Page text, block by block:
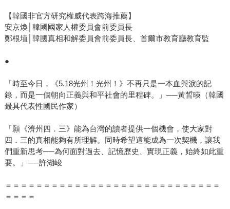
【韓國非官方研究權威代表跨海推薦】
安京煥│韓國國家人權委員會前委員長
鄭根埴│韓國真相和解委員會前委員長、首爾市教育廳教育監
●
「時至今日，《5.18光州！光州！》不再只是一本血與淚的記
錄，而是一個朝向正義與和平社會的里程碑。」──黃晳暎（韓國
最具代表性國民作家）
「願《濟州四．三》能為台灣的讀者提供一個機會，使大家對
四．三的真相能夠有所理解。同時希望這能成為一次契機，讓我
們重新思考──為何面對過去、記憶歷史、實現正義，始終如此重
要。」──許湖峻
＝＝＝＝＝＝＝＝＝＝＝＝＝＝＝＝＝＝＝＝＝＝＝＝＝＝＝＝
＝＝＝＝